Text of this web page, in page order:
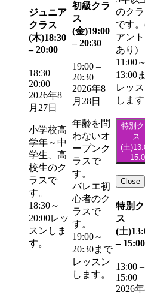
ジュニア
クラス
(木)18:30
– 20:00
18:30 –
20:00
2026年8
月27日
小学校高
学年～中
学生、高
校生のク
ラスで
す。
18:30～
20:00レッ
スンしま
す。
初級クラ
ス
(金)19:00
– 20:30
19:00 –
20:30
2026年8
月28日
年齢を問
わないオ
ープンク
ラスで
す。
バレエ初
心者のク
ラスで
す。
19:00～
20:30まで
レッスン
します。
のク
です
アン
あり)
11:00
13:00
レッ
しま
特別
ス
(土)
–
Close
特別
ス
(土)
– 15:00
13:00 –
15:00
2026